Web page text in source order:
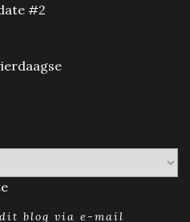
#2
blog via e-mail